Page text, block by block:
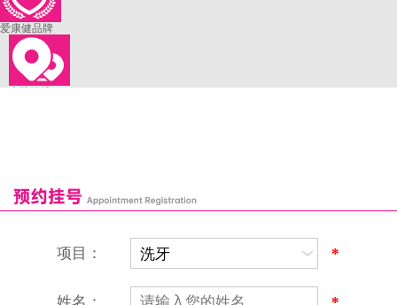
爱康健品牌
恒乐口腔诊所
富港口腔诊所
项目： *